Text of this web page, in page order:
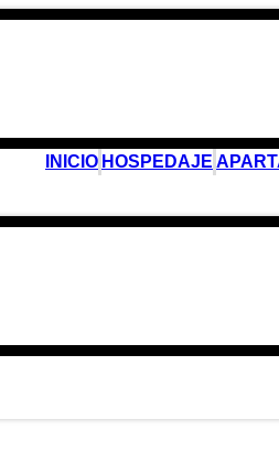
INICIO HOSPEDAJE